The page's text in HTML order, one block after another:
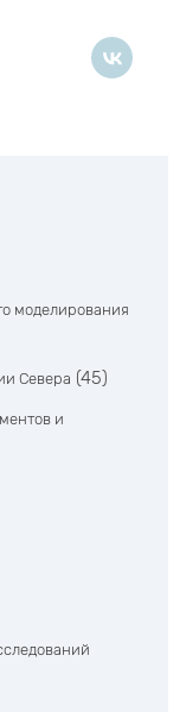
моделирования
Севера (45)
и